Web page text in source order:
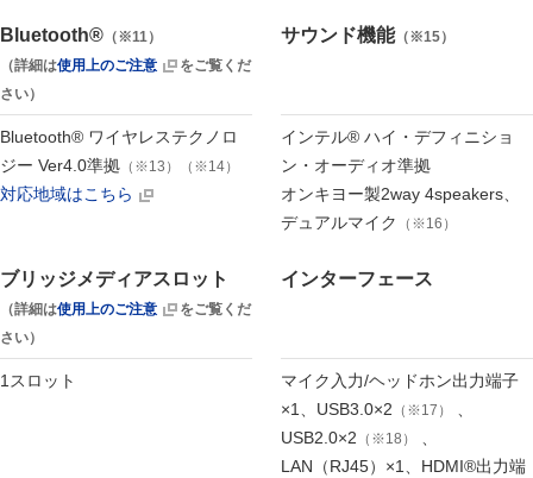
Bluetooth® （※11）
（詳細は使用上のご注意
をご覧くだ
さい）
Bluetooth® ワイヤレステクノロ
ジー Ver4.0準拠 （※13）（※14）
対応地域はこちら
サウンド機能（※15）
インテル® ハイ・デフィニショ
ン・オーディオ準拠
オンキヨー製2way 4speakers、
デュアルマイク
（※16）
ブリッジメディアスロット
（詳細は使用上のご注意
をご覧くだ
さい）
1スロット
インターフェース
マイク入力/ヘッドホン出力端子
×1、USB3.0×2 （※17）
、
USB2.0×2 （※18）
、
LAN（RJ45）×1、HDMI®出力端